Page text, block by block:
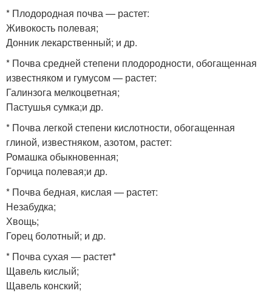
* Плодородная почва — растет:
Живокость полевая;
Донник лекарственный; и др.
* Почва средней степени плодородности, обогащенная
известняком и гумусом — растет:
Галинзога мелкоцветная;
Пастушья сумка;и др.
* Почва легкой степени кислотности, обогащенная
глиной, известняком, азотом, растет:
Ромашка обыкновенная;
Горчица полевая;и др.
* Почва бедная, кислая — растет:
Незабудка;
Хвощь;
Горец болотный; и др.
* Почва сухая — растет*
Щавель кислый;
Щавель конский;